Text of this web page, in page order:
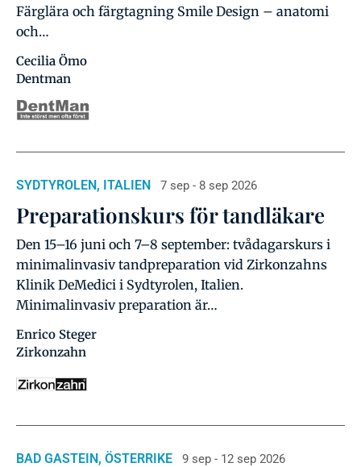
Färglära och färgtagning Smile Design – anatomi
och…
Cecilia Ömo
Dentman
SYDTYROLEN, ITALIEN 7 sep - 8 sep 2026
Preparationskurs för tandläkare
Den 15–16 juni och 7–8 september: tvådagarskurs i
minimalinvasiv tandpreparation vid Zirkonzahns
Klinik DeMedici i Sydtyrolen, Italien.
Minimalinvasiv preparation är…
Enrico Steger
Zirkonzahn
BAD GASTEIN, ÖSTERRIKE 9 sep - 12 sep 2026